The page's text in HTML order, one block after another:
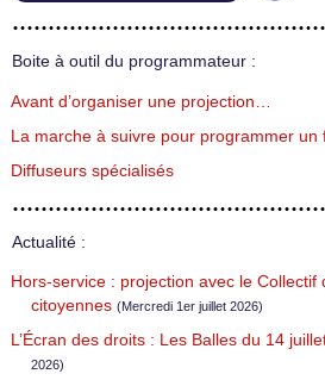
Boite à outil du programmateur :
Avant d’organiser une projection…
La marche à suivre pour programmer un
Diffuseurs spécialisés
Actualité :
Hors-service : projection avec le Collectif
citoyennes (Mercredi 1er juillet 2026)
L’Écran des droits : Les Balles du 14
2026)